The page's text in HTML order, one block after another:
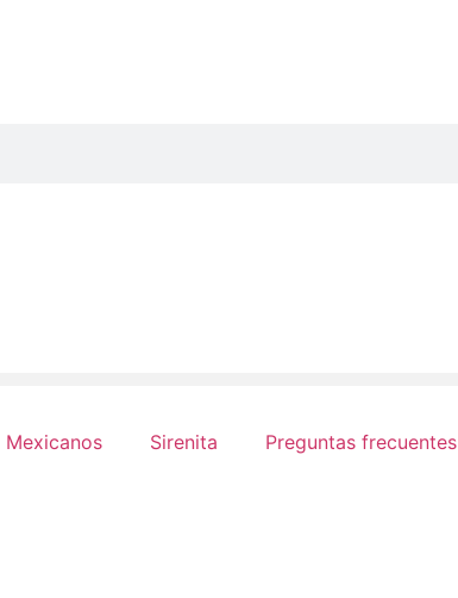
Mexicanos Sirenita Preguntas frecuentes